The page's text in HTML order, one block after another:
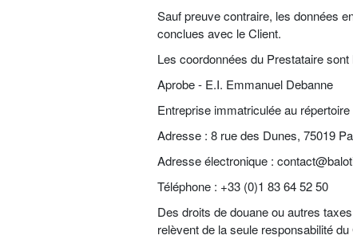
Sauf preuve contraire, les données
conclues avec le Client.
Les coordonnées du Prestataire
Aprobe - E.I. Emmanuel Debanne
Entreprise immatriculée au
Adresse : 8 rue des Dunes, 75019
Adresse électronique :
Téléphone : +33 (0)1 83 64 52 50
Des droits de douane ou autres
relèvent de la seule responsabilité du